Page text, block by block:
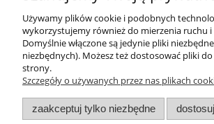
+48 504
749
adres:
Koszalin
Używamy plików cookie i podobnych
wykorzystujemy również do mierzenia ruchu
Domyślnie włączone są jedynie pliki
niezbędnych). Możesz też dostosować pliki
strony.
Szczegóły o używanych przez nas plikach
zaakceptuj tylko niezbędne